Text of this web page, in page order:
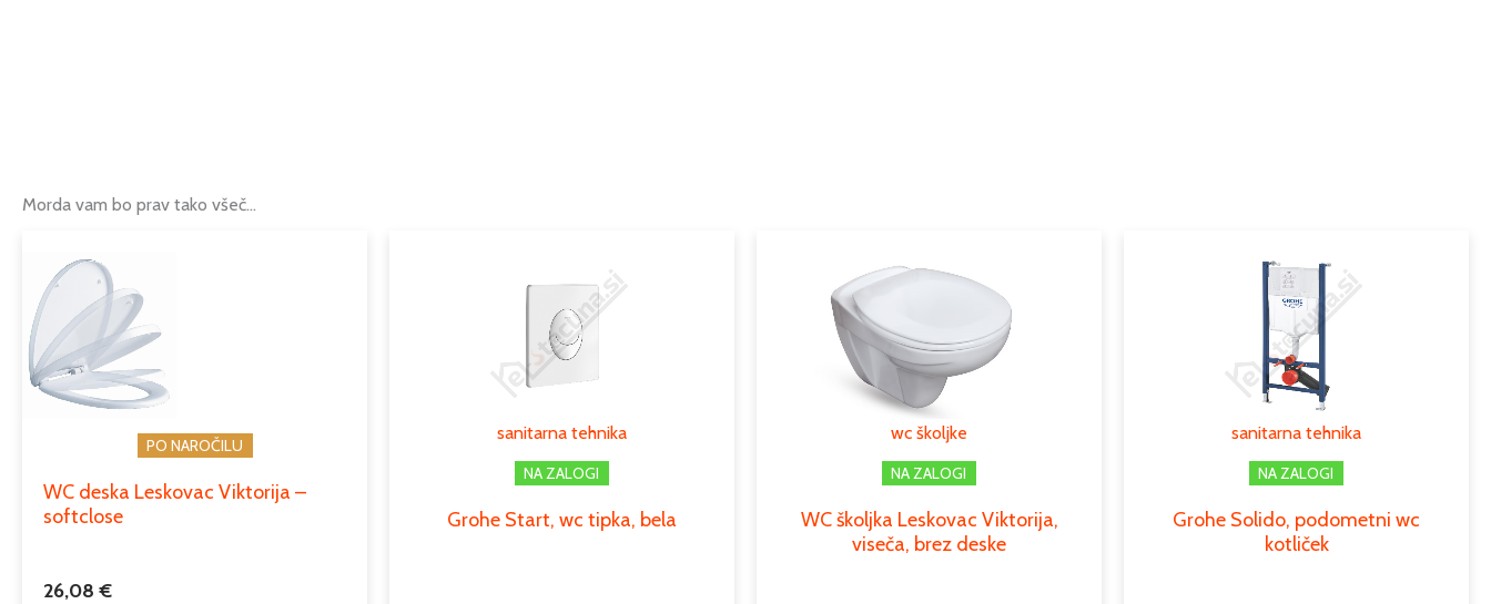
Morda vam bo prav tako všeč…
PO NAROČILU
WC deska Leskovac Viktorija –
softclose
26,08€
sanitarna tehnika
NA ZALOGI
Grohe Start, wc tipka, bela
wc školjke
NA ZALOGI
WC školjka Leskovac Viktorija,
viseča, brez deske
sanitarna tehnika
NA ZALOGI
Grohe Solido, podometni wc
kotliček